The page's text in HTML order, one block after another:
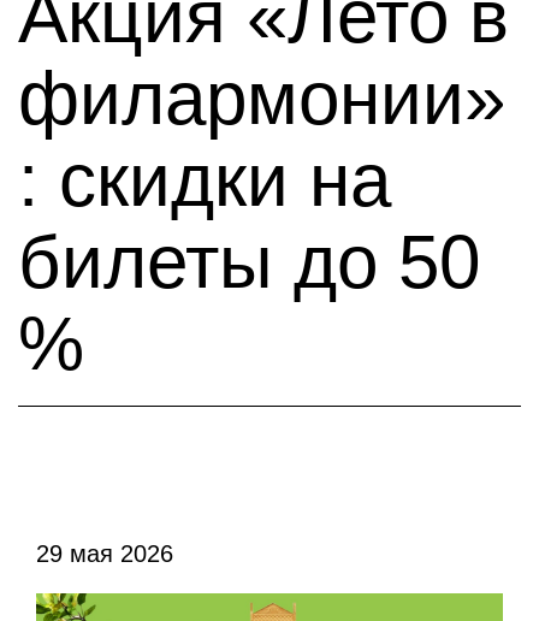
филармонии»
: скидки на
билеты до 50
%
29 мая 2026